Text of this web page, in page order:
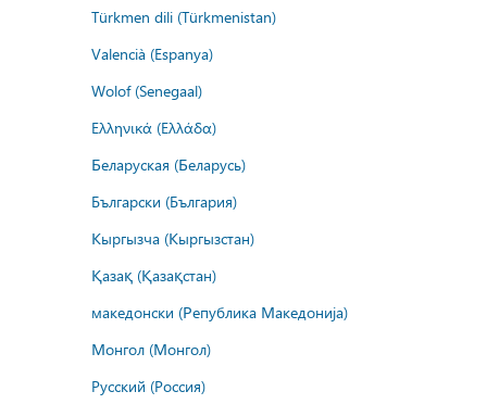
Türkmen dili (Türkmenistan)
Valencià (Espanya)
Wolof (Senegaal)
Ελληνικά (Ελλάδα)
Беларуская (Беларусь)
Български (България)
Кыргызча (Кыргызстан)
Қазақ (Қазақстан)
македонски (Република Македонија)
Монгол (Монгол)
Русский (Россия)